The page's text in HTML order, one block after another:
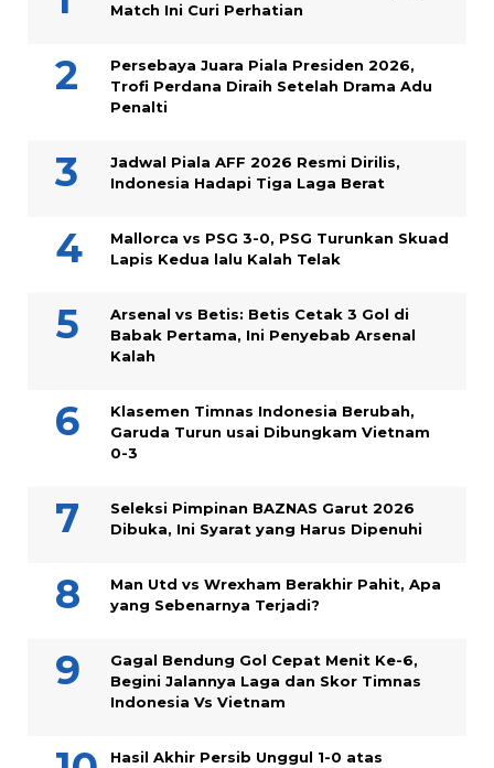
Match Ini Curi Perhatian
Persebaya Juara Piala Presiden 2026,
Trofi Perdana Diraih Setelah Drama Adu
Penalti
Jadwal Piala AFF 2026 Resmi Dirilis,
Indonesia Hadapi Tiga Laga Berat
Mallorca vs PSG 3-0, PSG Turunkan Skuad
Lapis Kedua lalu Kalah Telak
Arsenal vs Betis: Betis Cetak 3 Gol di
Babak Pertama, Ini Penyebab Arsenal
Kalah
Klasemen Timnas Indonesia Berubah,
Garuda Turun usai Dibungkam Vietnam
0-3
Seleksi Pimpinan BAZNAS Garut 2026
Dibuka, Ini Syarat yang Harus Dipenuhi
Man Utd vs Wrexham Berakhir Pahit, Apa
yang Sebenarnya Terjadi?
Gagal Bendung Gol Cepat Menit Ke-6,
Begini Jalannya Laga dan Skor Timnas
Indonesia Vs Vietnam
Hasil Akhir Persib Unggul 1-0 atas